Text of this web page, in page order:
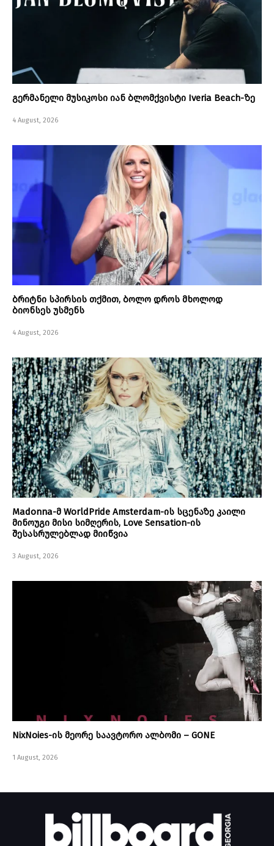
გერმანელი მუსიკოსი იან ბლომქვისტი Iveria Beach-ზე
4 August, 2026
ბრიტნი სპირსის თქმით, ბოლო დროს მხოლოდ
ბიონსეს უსმენს
4 August, 2026
Madonna-მ WorldPride Amsterdam-ის სცენაზე კაილი
მინოუგი მისი სიმღერის, Love Sensation-ის
შესასრულებლად მიიწვია
3 August, 2026
NixNoies-ის მეორე საავტორო ალბომი – GONE
1 August, 2026